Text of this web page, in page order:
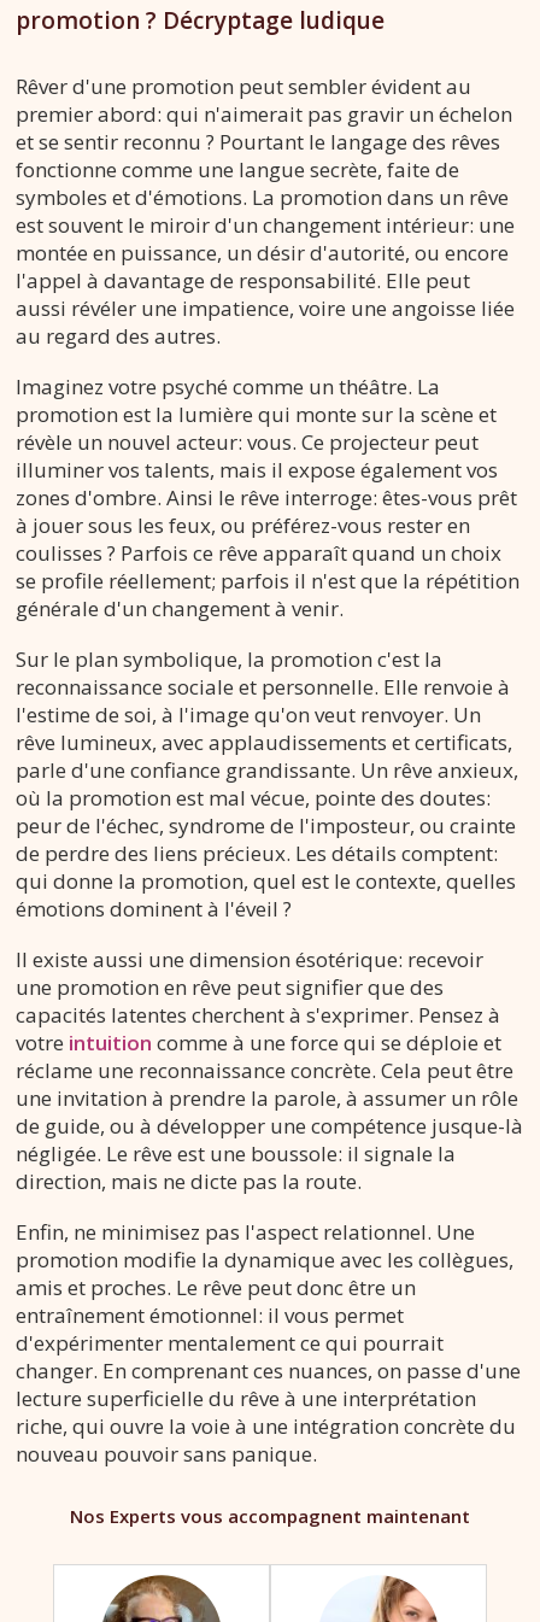
promotion ? Décryptage ludique
Rêver d'une promotion peut sembler évident au
premier abord: qui n'aimerait pas gravir un échelon
et se sentir reconnu ? Pourtant le langage des rêves
fonctionne comme une langue secrète, faite de
symboles et d'émotions. La promotion dans un rêve
est souvent le miroir d'un changement intérieur: une
montée en puissance, un désir d'autorité, ou encore
l'appel à davantage de responsabilité. Elle peut
aussi révéler une impatience, voire une angoisse liée
au regard des autres.
Imaginez votre psyché comme un théâtre. La
promotion est la lumière qui monte sur la scène et
révèle un nouvel acteur: vous. Ce projecteur peut
illuminer vos talents, mais il expose également vos
zones d'ombre. Ainsi le rêve interroge: êtes-vous prêt
à jouer sous les feux, ou préférez-vous rester en
coulisses ? Parfois ce rêve apparaît quand un choix
se profile réellement; parfois il n'est que la répétition
générale d'un changement à venir.
Sur le plan symbolique, la promotion c'est la
reconnaissance sociale et personnelle. Elle renvoie à
l'estime de soi, à l'image qu'on veut renvoyer. Un
rêve lumineux, avec applaudissements et certificats,
parle d'une confiance grandissante. Un rêve anxieux,
où la promotion est mal vécue, pointe des doutes:
peur de l'échec, syndrome de l'imposteur, ou crainte
de perdre des liens précieux. Les détails comptent:
qui donne la promotion, quel est le contexte, quelles
émotions dominent à l'éveil ?
Il existe aussi une dimension ésotérique: recevoir
une promotion en rêve peut signifier que des
capacités latentes cherchent à s'exprimer. Pensez à
votre intuition comme à une force qui se déploie et
réclame une reconnaissance concrète. Cela peut être
une invitation à prendre la parole, à assumer un rôle
de guide, ou à développer une compétence jusque-là
négligée. Le rêve est une boussole: il signale la
direction, mais ne dicte pas la route.
Enfin, ne minimisez pas l'aspect relationnel. Une
promotion modifie la dynamique avec les collègues,
amis et proches. Le rêve peut donc être un
entraînement émotionnel: il vous permet
d'expérimenter mentalement ce qui pourrait
changer. En comprenant ces nuances, on passe d'une
lecture superficielle du rêve à une interprétation
riche, qui ouvre la voie à une intégration concrète du
nouveau pouvoir sans panique.
Nos Experts vous accompagnent maintenant